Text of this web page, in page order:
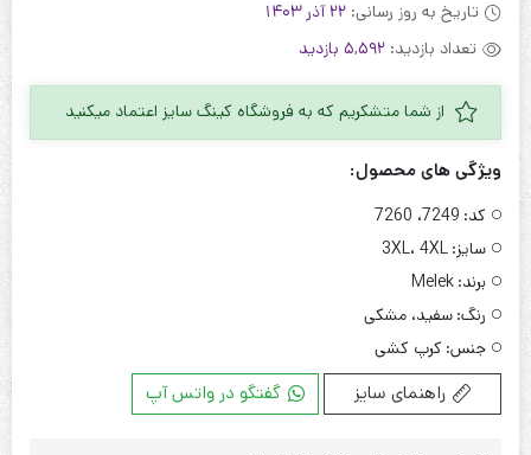
تاریخ به روز رسانی: 22 آذر 1403
تعداد بازدید: 5,592 بازدید
از شما متشکریم که به فروشگاه کینگ سایز اعتماد میکنید
ویژگی های محصول:
کد: 7249، 7260
سایز: 3XL، 4XL
برند: Melek
رنگ: سفید، مشکی
جنس: کرپ کشی
راهنمای سایز گفتگو در واتس آپ